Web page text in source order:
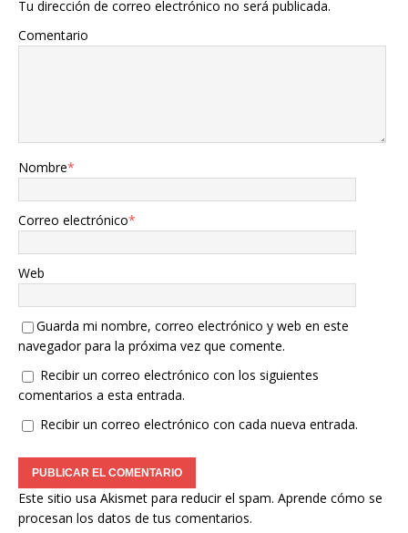
Tu dirección de correo electrónico no será publicada.
Comentario
Nombre*
Correo electrónico*
Web
Guarda mi nombre, correo electrónico y web en este
navegador para la próxima vez que comente.
Recibir un correo electrónico con los siguientes
comentarios a esta entrada.
Recibir un correo electrónico con cada nueva entrada.
Este sitio usa Akismet para reducir el spam. Aprende cómo se
procesan los datos de tus comentarios.